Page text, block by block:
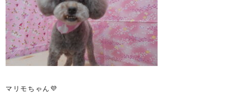
マリモちゃん💜